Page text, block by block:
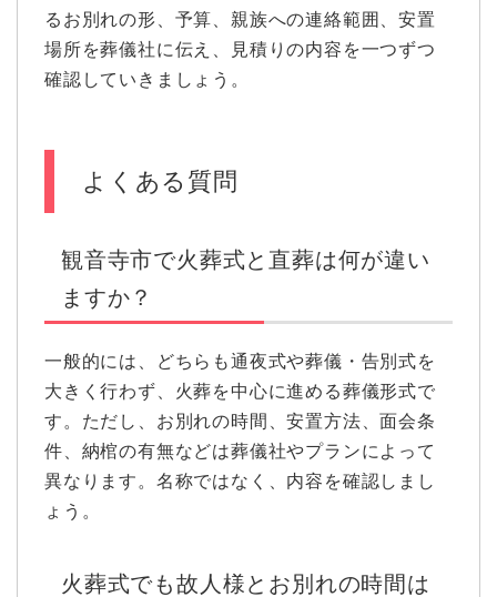
るお別れの形、予算、親族への連絡範囲、安置
場所を葬儀社に伝え、見積りの内容を一つずつ
確認していきましょう。
よくある質問
観音寺市で火葬式と直葬は何が違い
ますか？
一般的には、どちらも通夜式や葬儀・告別式を
大きく行わず、火葬を中心に進める葬儀形式で
す。ただし、お別れの時間、安置方法、面会条
件、納棺の有無などは葬儀社やプランによって
異なります。名称ではなく、内容を確認しまし
ょう。
火葬式でも故人様とお別れの時間は